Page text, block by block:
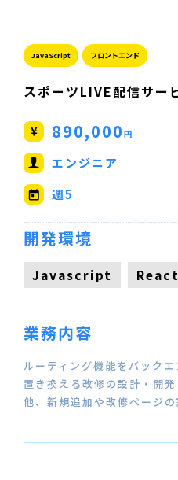
JavaScript フロントエンド
スポーツLIVE配信サー
890,000円
エンジニア
週5
開発環境
Javascript
業務内容
ルーティング機能をバック
置き換える改修の設計・開
他、新規追加や改修ページ